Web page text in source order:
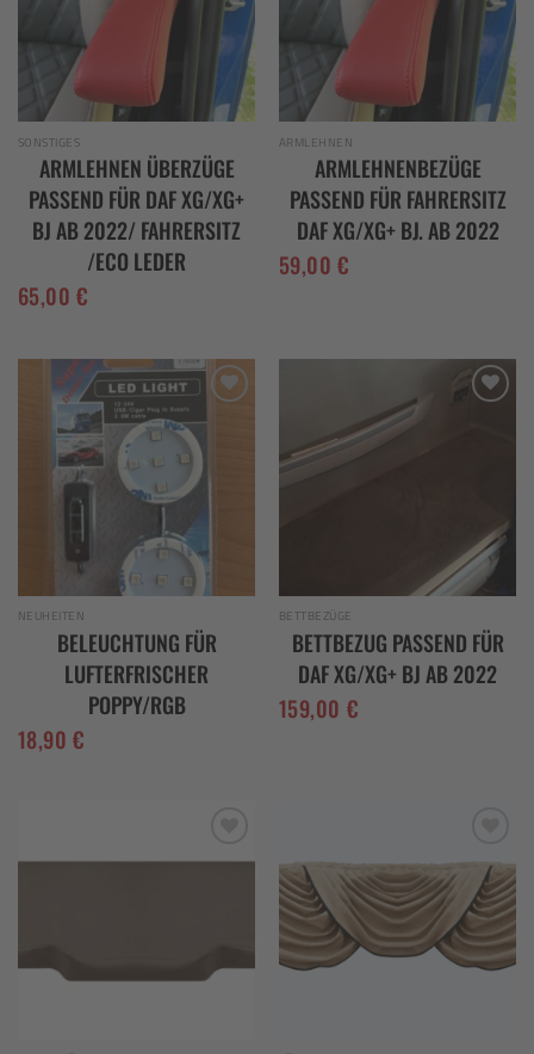
SONSTIGES
ARMLEHNEN ÜBERZÜGE
PASSEND FÜR DAF XG/XG+
BJ AB 2022/ FAHRERSITZ
/ECO LEDER
65,00€
ARMLEHNEN
ARMLEHNENBEZÜGE
PASSEND FÜR FAHRERSITZ
DAF XG/XG+ BJ. AB 2022
59,00€
Add to
wishlist
NEUHEITEN
BELEUCHTUNG FÜR
LUFTERFRISCHER
POPPY/RGB
18,90€
BETTBEZÜGE
BETTBEZUG PASSEND FÜR
DAF XG/XG+ BJ AB 2022
159,00 €
Add to
Add to
wishlist